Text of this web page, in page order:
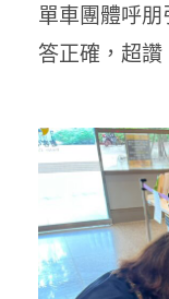
單車團體呼
答正確，超讚